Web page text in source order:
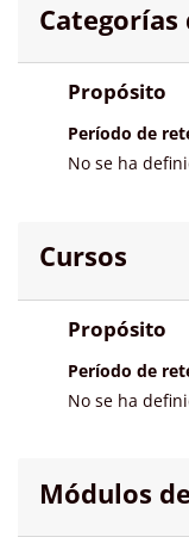
Categorías
Propósito
Período de
No se ha
Cursos
Propósito
Período de
No se ha
Módulos